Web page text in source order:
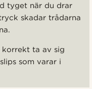
tyget när du drar
skadar trådarna
ta av sig
som varar i